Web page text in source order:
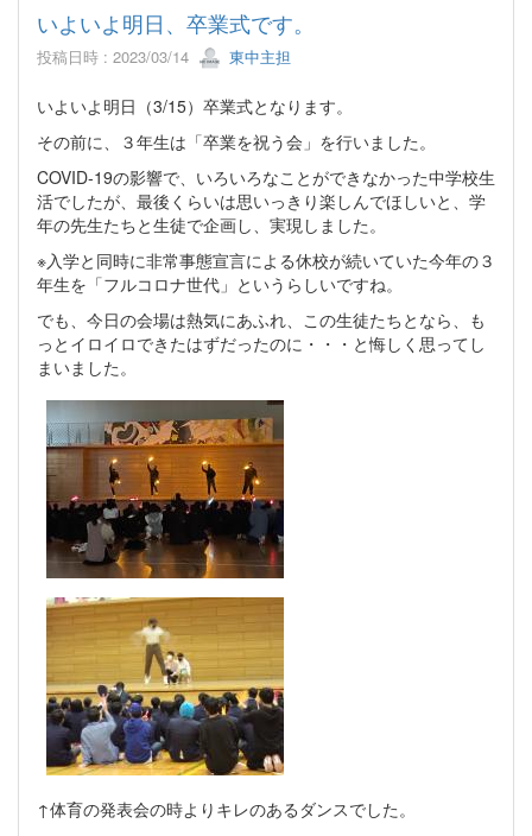
いよいよ明日、卒業式です。
投稿日時 : 2023/03/14 東中主担
いよいよ明日（3/15）卒業式となります。
その前に、３年生は「卒業を祝う会」を行いました。
COVID-19の影響で、いろいろなことができなかった中学校生
活でしたが、最後くらいは思いっきり楽しんでほしいと、学
年の先生たちと生徒で企画し、実現しました。
※入学と同時に非常事態宣言による休校が続いていた今年の３
年生を「フルコロナ世代」というらしいですね。
でも、今日の会場は熱気にあふれ、この生徒たちとなら、も
っとイロイロできたはずだったのに・・・と悔しく思ってし
まいました。
↑体育の発表会の時よりキレのあるダンスでした。